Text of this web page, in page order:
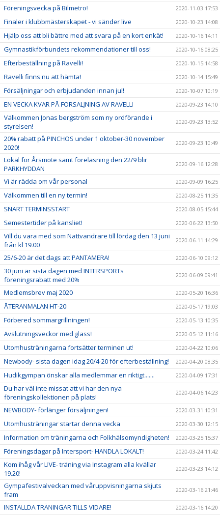
Föreningsvecka på Bilmetro! 2020-11-03 17:53
Finaler i klubbmästerskapet - vi sänder live 2020-10-23 14:08
Hjälp oss att bli bättre med att svara på en kort enkät! 2020-10-16 14:11
Gymnastikförbundets rekommendationer till oss! 2020-10-16 08:25
Efterbeställning på Ravelli! 2020-10-15 14:58
Ravelli finns nu att hämta! 2020-10-14 15:49
Försäljningar och erbjudanden innan jul! 2020-10-07 10:19
EN VECKA KVAR PÅ FÖRSÄLJNING AV RAVELLI 2020-09-23 14:10
Välkommen Jonas bergström som ny ordförande i
styrelsen!
2020-09-23 13:52
20% rabatt på PINCHOS under 1 oktober-30 november
2020!
2020-09-23 10:49
Lokal för Årsmöte samt föreläsning den 22/9 blir
PARKHYDDAN
2020-09-16 12:28
Vi är rädda om vår personal 2020-09-09 16:25
Välkommen till en ny termin! 2020-08-25 11:35
SNART TERMINSSTART 2020-08-05 15:44
Semestertider på kansliet! 2020-06-22 13:50
Vill du vara med som Nattvandrare till lördag den 13 juni
från kl 19.00
2020-06-11 14:29
25/6-20 är det dags att PANTAMERA! 2020-06-10 09:12
30 juni är sista dagen med INTERSPORTs
föreningsrabatt med 20%
2020-06-09 09:41
Medlemsbrev maj 2020 2020-05-20 16:36
ÅTERANMÄLAN HT-20 2020-05-17 19:03
Förbered sommargrillningen! 2020-05-13 10:35
Avslutningsveckor med glass! 2020-05-12 11:16
Utomhusträningarna fortsätter terminen ut! 2020-04-22 10:06
Newbody- sista dagen idag 20/4-20 för efterbeställning! 2020-04-20 08:35
Hudikgympan önskar alla medlemmar en riktigt....... 2020-04-09 17:31
Du har väl inte missat att vi har den nya
föreningskollektionen på plats!
2020-04-06 14:23
NEWBODY- förlänger försäljningen! 2020-03-31 10:31
Utomhusträningar startar denna vecka 2020-03-30 12:15
Information om träningarna och Folkhälsomyndigheten! 2020-03-25 15:37
Föreningsdagar på Intersport- HANDLA LOKALT! 2020-03-24 11:42
Kom ihåg vår LIVE- träning via Instagram alla kvällar
19.20!
2020-03-23 14:12
Gympafestivalveckan med våruppvisningarna skjuts
fram
2020-03-16 21:46
INSTÄLLDA TRÄNINGAR TILLS VIDARE! 2020-03-16 14:20